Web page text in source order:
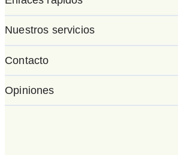
Nuestros servicios
Contacto
Opiniones